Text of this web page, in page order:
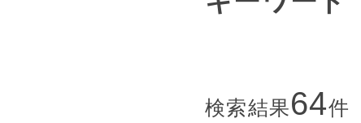
検索結果64件